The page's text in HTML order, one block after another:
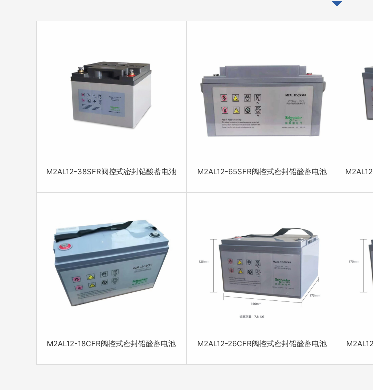
M2AL12-38SFR阀控式密封铅酸蓄电池 M2AL12-65SFR阀控式密封铅酸蓄电池
M2AL12-18CFR阀控式密封铅酸蓄电池 M2AL12-26CFR阀控式密封铅酸蓄电池